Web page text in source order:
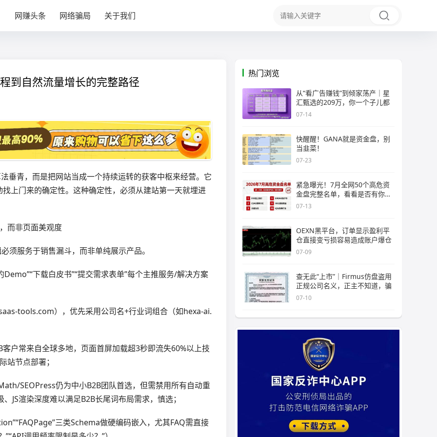
网赚头条 网络骗局 关于我们
到自然流量增长的完整路径
垂青，而是把网站当成一个持续运转的获客中枢来经营。它
上门来的确定性。这种确定性，必须从建站第一天就埋进
而非页面美观度
须服务于销售漏斗，而非单纯展示产品。
下载白皮书”“提交需求表单”每个主推服务/解决方案
tools.com），优先采用公司名+行业词组合（如hexa-ai.
户常来自全球多地，页面首屏加载超3秒即流失60%以上技
站节点部署；
SEOPress仍为中小B2B团队首选，但需禁用所有自动重
JS渲染深度难以满足B2B长尾词布局需求，慎选；
三类Schema做硬编码嵌入，尤其FAQ需直接
热门浏览
从“看广告赚钱”到倾家荡产｜星
汇甄选的209万，你一个子儿都
07-14
快醒醒！GANA就是资金盘，别
当韭菜！
07-23
紧急曝光！7月全网50个高危资
金盘完整名单，看看是否有你正
在
07-13
OEXN黑平台，订单显示盈利平
仓直接变亏损容易造成账户爆仓
07-09
查无此“上市”｜Firmus仿盘盗用
正规公司名义，正主不知道，骗
07-10